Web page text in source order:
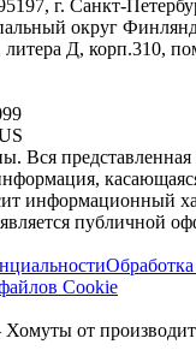
г. Санкт-
округ
литера Д, корп.310,
Вся представленная
информационный
публичной
Cookie
от